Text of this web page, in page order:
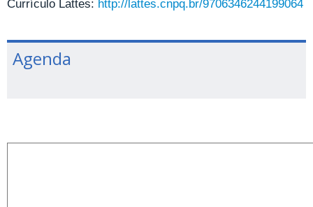
Currículo Lattes: http://lattes.cnpq.br/9706346244199064
Agenda